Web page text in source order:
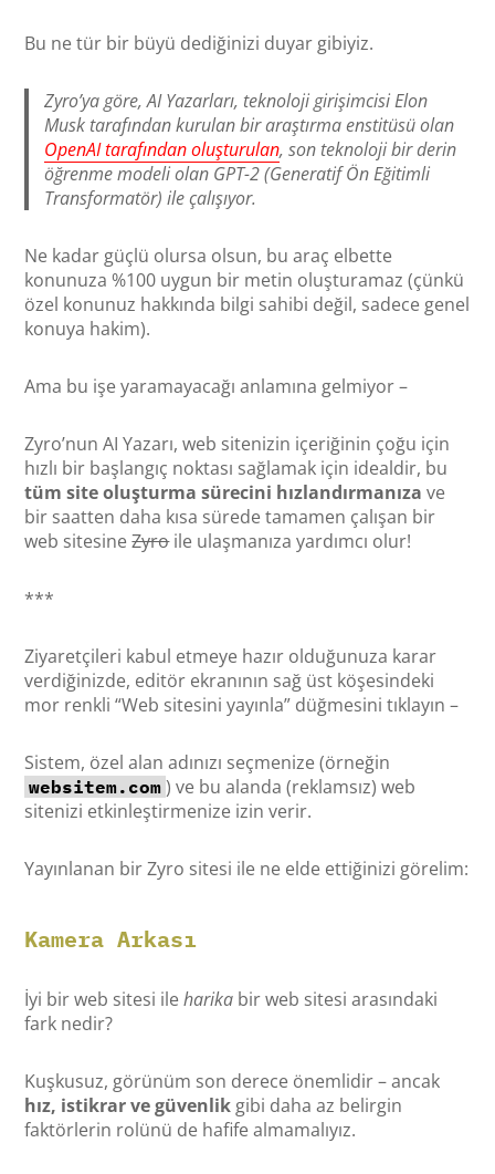
Bu ne tür bir büyü dediğinizi duyar gibiyiz.
Zyro’ya göre, AI Yazarları, teknoloji girişimcisi Elon
Musk tarafından kurulan bir araştırma enstitüsü olan
OpenAI tarafından oluşturulan, son teknoloji bir derin
öğrenme modeli olan GPT-2 (Generatif Ön Eğitimli
Transformatör) ile çalışıyor.
Ne kadar güçlü olursa olsun, bu araç elbette
konunuza %100 uygun bir metin oluşturamaz (çünkü
özel konunuz hakkında bilgi sahibi değil, sadece genel
konuya hakim).
Ama bu işe yaramayacağı anlamına gelmiyor –
Zyro’nun AI Yazarı, web sitenizin içeriğinin çoğu için
hızlı bir başlangıç noktası sağlamak için idealdir, bu
tüm site oluşturma sürecini hızlandırmanıza ve
bir saatten daha kısa sürede tamamen çalışan bir
web sitesineZyroile ulaşmanıza yardımcı olur!
***
Ziyaretçileri kabul etmeye hazır olduğunuza karar
verdiğinizde, editör ekranının sağ üst köşesindeki
mor renkli “Web sitesini yayınla” düğmesini tıklayın –
Sistem, özel alan adınızı seçmenize (örneğin
websitem.com ) ve bu alanda (reklamsız) web
sitenizi etkinleştirmenize izin verir.
Yayınlanan bir Zyro sitesi ile ne elde ettiğinizi görelim:
Kamera Arkası
İyi bir web sitesi ileharika bir web sitesi arasındaki
fark nedir?
Kuşkusuz, görünüm son derece önemlidir – ancak
hız, istikrar ve güvenlikgibi daha az belirgin
faktörlerin rolünü de hafife almamalıyız.